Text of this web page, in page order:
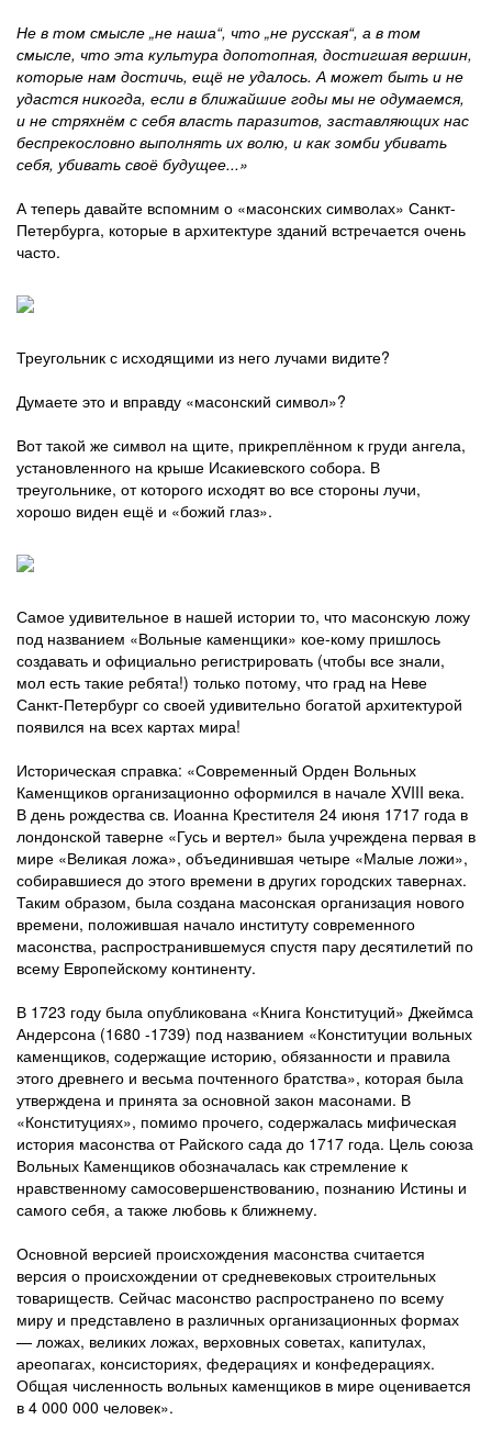
Не в том смысле „не наша“, что „не русская“, а в том
смысле, что эта культура допотопная, достигшая вершин,
которые нам достичь, ещё не удалось. А может быть и не
удастся никогда, если в ближайшие годы мы не одумаемся,
и не стряхнём с себя власть паразитов, заставляющих нас
беспрекословно выполнять их волю, и как зомби убивать
себя, убивать своё будущее...»
А теперь давайте вспомним о «масонских символах» Санкт-
Петербурга, которые в архитектуре зданий встречается очень
часто.
Треугольник с исходящими из него лучами видите?
Думаете это и вправду «масонский символ»?
Вот такой же символ на щите, прикреплённом к груди ангела,
установленного на крыше Исакиевского собора. В
треугольнике, от которого исходят во все стороны лучи,
хорошо виден ещё и «божий глаз».
Самое удивительное в нашей истории то, что масонскую ложу
под названием «Вольные каменщики» кое-кому пришлось
создавать и официально регистрировать (чтобы все знали,
мол есть такие ребята!) только потому, что град на Неве
Санкт-Петербург со своей удивительно богатой архитектурой
появился на всех картах мира!
Историческая справка: «Современный Орден Вольных
Каменщиков организационно оформился в начале XVIII века.
В день рождества св. Иоанна Крестителя 24 июня 1717 года в
лондонской таверне «Гусь и вертел» была учреждена первая в
мире «Великая ложа», объединившая четыре «Малые ложи»,
собиравшиеся до этого времени в других городских тавернах.
Таким образом, была создана масонская организация нового
времени, положившая начало институту современного
масонства, распространившемуся спустя пару десятилетий по
всему Европейскому континенту.
В 1723 году была опубликована «Книга Конституций» Джеймса
Андерсона (1680 -1739) под названием «Конституции вольных
каменщиков, содержащие историю, обязанности и правила
этого древнего и весьма почтенного братства», которая была
утверждена и принята за основной закон масонами. В
«Конституциях», помимо прочего, содержалась мифическая
история масонства от Райского сада до 1717 года. Цель союза
Вольных Каменщиков обозначалась как стремление к
нравственному самосовершенствованию, познанию Истины и
самого себя, а также любовь к ближнему.
Основной версией происхождения масонства считается
версия о происхождении от средневековых строительных
товариществ. Сейчас масонство распространено по всему
миру и представлено в различных организационных формах
— ложах, великих ложах, верховных советах, капитулах,
ареопагах, консисториях, федерациях и конфедерациях.
Общая численность вольных каменщиков в мире оценивается
в 4 000 000 человек».